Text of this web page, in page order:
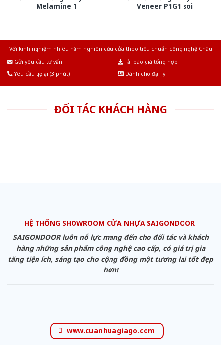
Melamine 1
Veneer P1G1 soi
Với kinh nghiệm nhiêu năm nghiên cứu cửa theo tiêu chuẩn công nghệ Châu
Gửi yêu cầu tư vấn
Tải báo giá tổng hợp
Yêu cầu gọi lại (3 phút)
Dành cho đại lý
ĐỐI TÁC KHÁCH HÀNG
HỆ THỐNG SHOWROOM CỬA NHỰA SAIGONDOOR
SAIGONDOOR luôn nỗ lực mang đến cho đối tác và khách
hàng những sản phẩm công nghệ cao cấp, có giá trị gia
tăng tiện ích, sáng tạo cho cộng đồng một tương lai tốt đẹp
hơn!
www.cuanhuagiago.com